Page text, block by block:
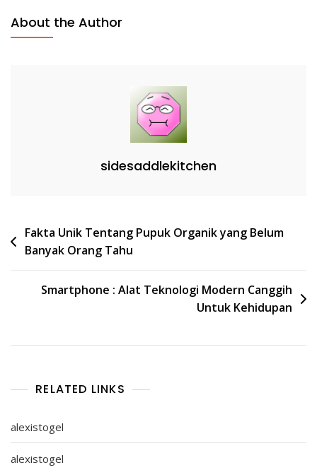
About the Author
sidesaddlekitchen
Post
navigation
Fakta Unik Tentang Pupuk Organik yang Belum
Banyak Orang Tahu
Smartphone : Alat Teknologi Modern Canggih
Untuk Kehidupan
RELATED LINKS
alexistogel
alexistogel